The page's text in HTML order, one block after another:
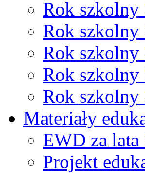
Rok szkolny
Rok szkolny
Rok szkolny
Rok szkolny
Rok szkolny
Materiały
EWD za
Projekt